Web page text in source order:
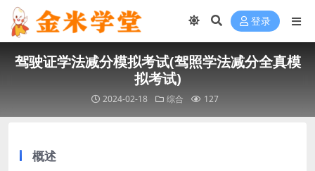
登录
驾驶证学法减分模拟考试(驾照学法减分全真模
拟考试)
2024-02-18 综合 127
概述